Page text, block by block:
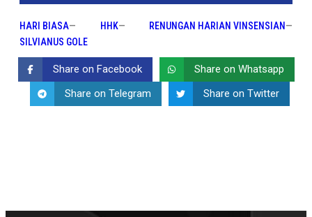
HARI BIASA— HHK— RENUNGAN HARIAN VINSENSIAN —
SILVIANUS GOLE
Share on Facebook
Share on Whatsapp
Share on Telegram
Share on Twitter